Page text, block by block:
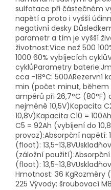
sulfatace při částečném
napětí a proto i vyšší
negativní desky
parametr a tím je vyšší
životnost:Více než 500
1000 60% vybíjecích
cyklůParametry
cca -18°C: 500ARezervní
min (počet minut, během
ampérů při 26,7°C
nejméně 10,5V)Kapacita
10,8V)Kapacita C10 =
C5 = 92Ah (vybíjení do
provoz):Absorpční napětí:
(float): 13,5-
(záložní
(float): 13,5-
Hmotnost: 36 KgRozměry
225 Vývody: šroubovací